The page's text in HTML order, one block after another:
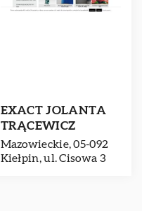
EXACT JOLANTA
TRĄCEWICZ
Mazowieckie, 05-092
Kiełpin, ul. Cisowa 3